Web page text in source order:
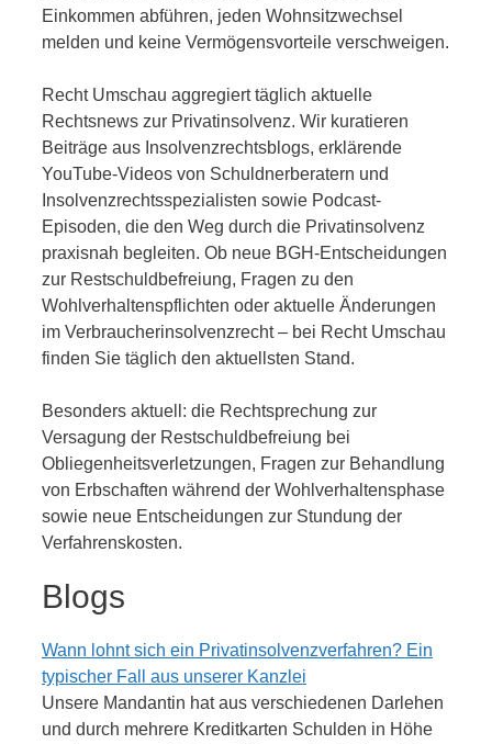
Einkommen abführen, jeden Wohnsitzwechsel
melden und keine Vermögensvorteile verschweigen.
Recht Umschau aggregiert täglich aktuelle
Rechtsnews zur Privatinsolvenz. Wir kuratieren
Beiträge aus Insolvenzrechtsblogs, erklärende
YouTube-Videos von Schuldnerberatern und
Insolvenzrechtsspezialisten sowie Podcast-
Episoden, die den Weg durch die Privatinsolvenz
praxisnah begleiten. Ob neue BGH-Entscheidungen
zur Restschuldbefreiung, Fragen zu den
Wohlverhaltenspflichten oder aktuelle Änderungen
im Verbraucherinsolvenzrecht – bei Recht Umschau
finden Sie täglich den aktuellsten Stand.
Besonders aktuell: die Rechtsprechung zur
Versagung der Restschuldbefreiung bei
Obliegenheitsverletzungen, Fragen zur Behandlung
von Erbschaften während der Wohlverhaltensphase
sowie neue Entscheidungen zur Stundung der
Verfahrenskosten.
Blogs
Wann lohnt sich ein Privatinsolvenzverfahren? Ein
typischer Fall aus unserer Kanzlei
Unsere Mandantin hat aus verschiedenen Darlehen
und durch mehrere Kreditkarten Schulden in Höhe